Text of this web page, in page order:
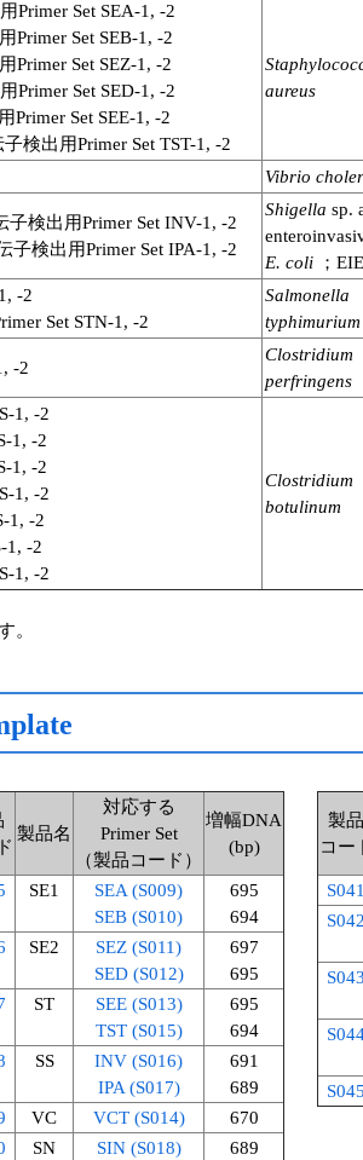
Primer Set SEA-1, -2
Primer Set SEB-1, -2
Primer Set SEZ-1, -2
Primer Set SED-1, -2
Set SEE-1, -2
検出用Primer Set TST-1, -2
aureus
Vibrio
子検出用Primer Set INV-1, -2
子検出用Primer Set IPA-1, -2
Shigella sp.
E. coli ；
-2
Set STN-1, -2
Salmonella
typhimurium
-2
Clostridium
perfringens
1, -2
1, -2
1, -2
1, -2
1, -2
1, -2
1, -2
Clostridium
botulinum
。
製品名
対応する
Primer Set
（製品コード）
増幅DNA
(bp)
SE1
SEA (S009)
SEB (S010)
695
694
SE2
SEZ (S011)
SED (S012)
697
695
ST
SEE (S013)
TST (S015)
695
694
SS
INV (S016)
IPA (S017)
691
689
VC VCT (S014)
670
SN
SIN (S018)
689
製品
コー
S041
S042
S043
S045